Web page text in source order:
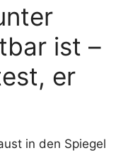
ist –
er
in den Spiegel